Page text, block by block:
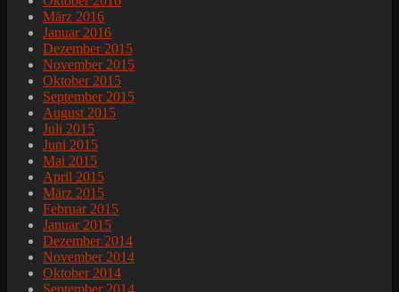
März 2016
Januar 2016
Dezember 2015
November 2015
Oktober 2015
September 2015
August 2015
Juli 2015
Juni 2015
Mai 2015
April 2015
März 2015
Februar 2015
Januar 2015
Dezember 2014
November 2014
Oktober 2014